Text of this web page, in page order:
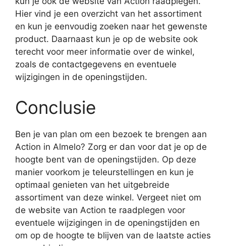
Hier vind je een overzicht van het assortiment
en kun je eenvoudig zoeken naar het gewenste
product. Daarnaast kun je op de website ook
terecht voor meer informatie over de winkel,
zoals de contactgegevens en eventuele
wijzigingen in de openingstijden.
Conclusie
Ben je van plan om een bezoek te brengen aan
Action in Almelo? Zorg er dan voor dat je op de
hoogte bent van de openingstijden. Op deze
manier voorkom je teleurstellingen en kun je
optimaal genieten van het uitgebreide
assortiment van deze winkel. Vergeet niet om
de website van Action te raadplegen voor
eventuele wijzigingen in de openingstijden en
om op de hoogte te blijven van de laatste acties